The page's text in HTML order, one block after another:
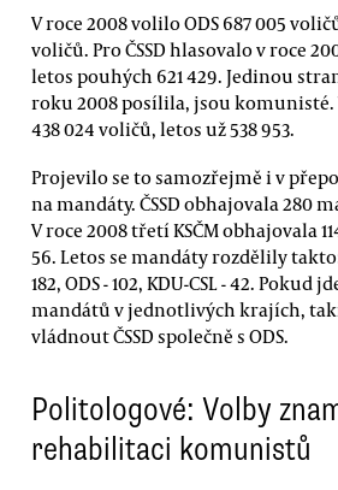
V roce 2008 volilo ODS 687 005
voličů. Pro ČSSD hlasovalo v roce
letos pouhých 621 429. Jedinou
roku 2008 posílila, jsou komunisté.
438 024 voličů, letos už 538 953.
Projevilo se to samozřejmě i v
na mandáty. ČSSD obhajovala 280
V roce 2008 třetí KSČM obhajovala
56. Letos se mandáty rozdělily takto:
182, ODS - 102, KDU-CSL - 42. Pokud
mandátů v jednotlivých krajích,
vládnout ČSSD společně s ODS.
Politologové: Volby
rehabilitaci komunistů